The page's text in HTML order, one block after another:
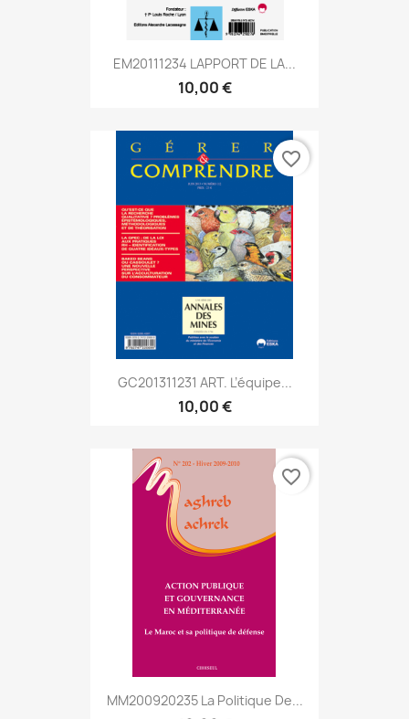
EM20111234 LAPPORT DE LA...
10,00 €
GC201311231 ART. L’équipe...
10,00 €
favorite_border
MM200920235 La Politique De...
favorite_border